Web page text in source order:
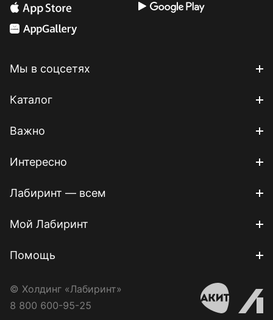
Мы в соцсетях
Каталог
Важно
Интересно
Лабиринт — всем
Мой Лабиринт
Помощь
© Холдинг «Лабиринт»
8 800 600-95-25